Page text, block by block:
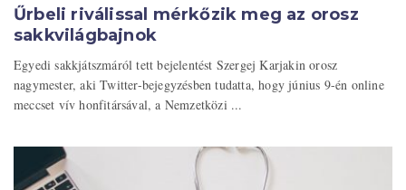
Űrbeli riválissal mérkőzik meg az orosz
sakkvilágbajnok
Egyedi sakkjátszmáról tett bejelentést Szergej Karjakin orosz
nagymester, aki Twitter-bejegyzésben tudatta, hogy június 9-én online
meccset vív honfitársával, a Nemzetközi ...